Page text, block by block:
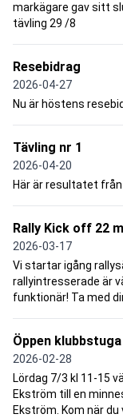
markägare gav sitt
tävling 29 /8
Resebidrag
2026-04-27
Nu är höstens
Tävling nr 1
2026-04-20
Här är resultatet
Rally Kick off 22
2026-03-17
Vi startar igång
rallyintresserade är
funktionär! Ta med
Öppen
2026-02-28
Lördag 7/3 kl 11-15
Ekström till en
Ekström. Kom när du